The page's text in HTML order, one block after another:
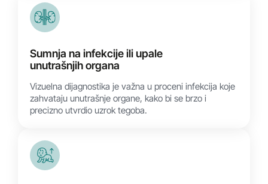
Sumnja na infekcije ili upale
unutrašnjih organa
Vizuelna dijagnostika je važna u proceni infekcija koje
zahvataju unutrašnje organe, kako bi se brzo i
precizno utvrdio uzrok tegoba.